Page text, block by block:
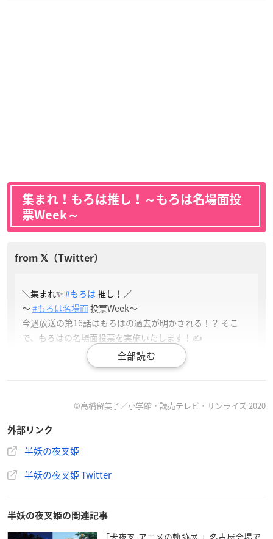
集まれ！もろは推し！～もろは名場面投
票Week～
＼集まれ✨ #もろは 推し！／
～#もろは名場面投票Week～
今週放送の第16話はもろはの過去が明かされる！？ そこ
で、もろはの名場面投票を実施いたします！✍
選択肢から一番好きなシーンを投票いただき、1位に選ばれ
た名場面を壁紙にして配布✨
半妖の夜叉姫(@hanyo_yashahime) January 18, 2021
この度、もろはの過去が明かされる第16話の放送前に、「集ま
作品公式Twitterに投稿されたアンケート機能が付いた上記ツイ
©高橋留美子／小学館・読売テレビ・サンライズ 2020
外部リンク
半妖の夜叉姫
半妖の夜叉姫 Twitter
半妖の夜叉姫の関連記事
「犬夜叉-アニメの軌跡展-」名古屋会場で